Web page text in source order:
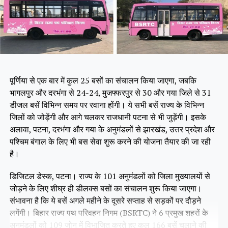
पूर्णिया से एक बार में कुल 25 बसों का संचालन किया जाएगा, जबकि
भागलपुर और दरभंगा से 24-24, मुजफ्फरपुर से 30 और गया जिले से 31
डीजल बसें विभिन्न समय पर रवाना होंगी। ये सभी बसें राज्य के विभिन्न
जिलों को जोड़ेंगी और आगे चलकर राजधानी पटना से भी जुड़ेंगी। इसके
अलावा, पटना, दरभंगा और गया के अनुमंडलों से झारखंड, उत्तर प्रदेश और
पश्चिम बंगाल के लिए भी बस सेवा शुरू करने की योजना तैयार की जा रही
है।
डिजिटल डेस्क, पटना। राज्य के 101 अनुमंडलों को जिला मुख्यालयों से
जोड़ने के लिए शीघ्र ही डीलक्स बसों का संचालन शुरू किया जाएगा।
संभावना है कि ये बसें अगले महीने के दूसरे सप्ताह से सड़कों पर दौड़ने
लगेंगी। बिहार राज्य पथ परिवहन निगम (BSRTC) ने 6 प्रमुख शहरों के
अनुमंडलों को 109 जोन में विभाजित करते हुए कुल 166 बसें चलाने की